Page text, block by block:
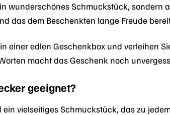
wunderschönes Schmuckstück, sondern
das dem Beschenkten lange Freude
einer edlen Geschenkbox und verleihen
macht das Geschenk noch
geeignet?
vielseitiges Schmuckstück, das zu